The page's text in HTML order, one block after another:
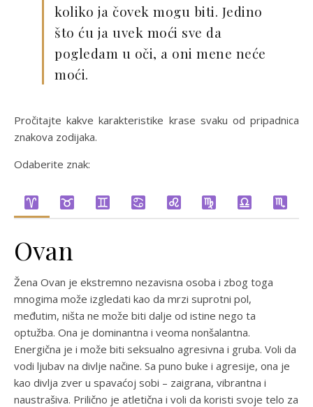
koliko ja čovek mogu biti. Jedino
što ću ja uvek moći sve da
pogledam u oči, a oni mene neće
moći.
Pročitajte kakve karakteristike krase svaku od pripadnica
znakova zodijaka.
Odaberite znak:
Ovan
Žena Ovan je ekstremno nezavisna osoba i zbog toga
mnogima može izgledati kao da mrzi suprotni pol,
međutim, ništa ne može biti dalje od istine nego ta
optužba. Ona je dominantna i veoma nonšalantna.
Energična je i može biti seksualno agresivna i gruba. Voli da
vodi ljubav na divlje načine. Sa puno buke i agresije, ona je
kao divlja zver u spavaćoj sobi – zaigrana, vibrantna i
naustrašiva. Prilično je atletična i voli da koristi svoje telo za